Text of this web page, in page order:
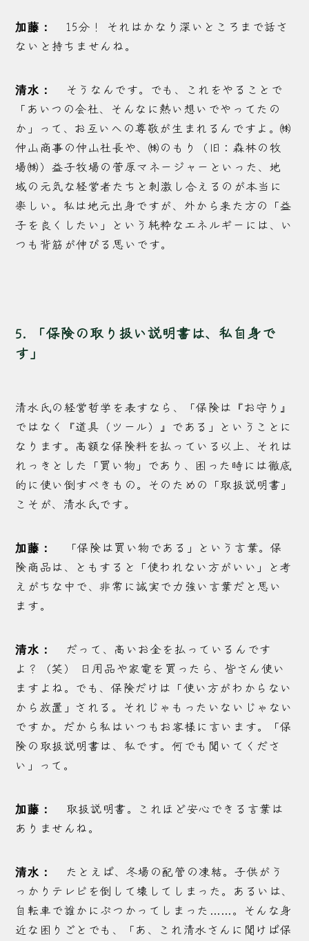
加藤：
15分！ それはかなり深いところまで話さ
ないと持ちませんね。
清水：
そうなんです。でも、これをやることで
「あいつの会社、そんなに熱い想いでやってたの
か」って、お互いへの尊敬が生まれるんですよ。㈱
仲山商事の仲山社長や、㈱のもり（旧：森林の牧
場㈱）益子牧場の菅原マネージャーといった、地
域の元気な経営者たちと刺激し合えるのが本当に
楽しい。私は地元出身ですが、外から来た方の「益
子を良くしたい」という純粋なエネルギーには、い
つも背筋が伸びる思いです。
5. 「保険の取り扱い説明書は、私自身で
す」
清水氏の経営哲学を表すなら、「保険は『お守り』
ではなく『道具（ツール）』である」ということに
なります。高額な保険料を払っている以上、それは
れっきとした「買い物」であり、困った時には徹底
的に使い倒すべきもの。そのための「取扱説明書」
こそが、清水氏です。
加藤：
「保険は買い物である」という言葉。保
険商品は、ともすると「使われない方がいい」と考
えがちな中で、非常に誠実で力強い言葉だと思い
ます。
清水：
だって、高いお金を払っているんです
よ？（笑） 日用品や家電を買ったら、皆さん使い
ますよね。でも、保険だけは「使い方がわからない
から放置」される。それじゃもったいないじゃない
ですか。だから私はいつもお客様に言います。「保
険の取扱説明書は、私です。何でも聞いてくださ
い」って。
加藤：
取扱説明書。これほど安心できる言葉は
ありませんね。
清水：
たとえば、冬場の配管の凍結。子供がう
っかりテレビを倒して壊してしまった。あるいは、
自転車で誰かにぶつかってしまった……。そんな身
近な困りごとでも、「あ、これ清水さんに聞けば保